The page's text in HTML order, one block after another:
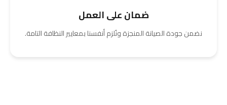
ضمان على العمل
نضمن جودة الصيانة المنجزة ونُلزم أنفسنا بمعايير النظافة التامة.